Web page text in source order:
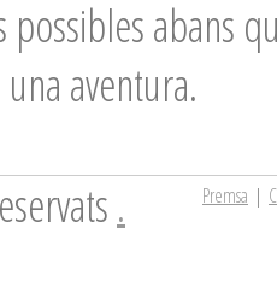
possibles abans
aventura.
. Premsa |